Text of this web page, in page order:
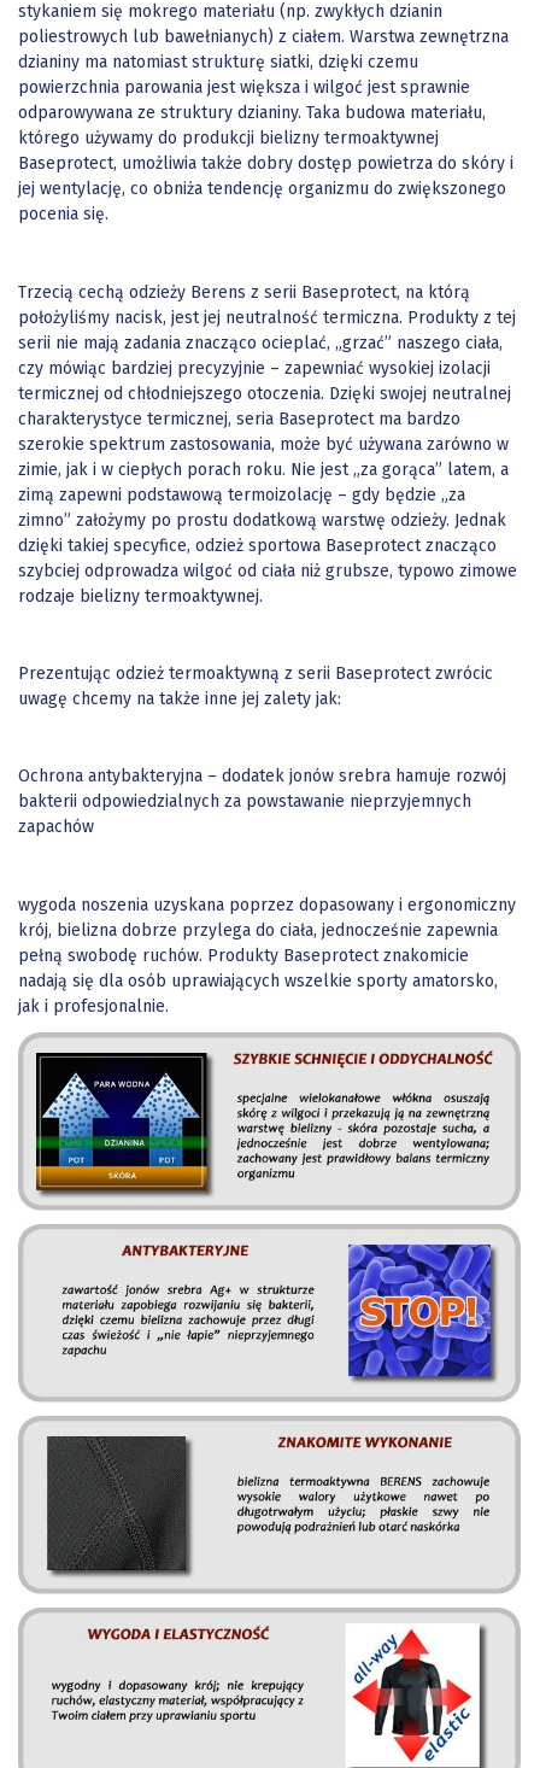
stykaniem się mokrego materiału (np. zwykłych dzianin
poliestrowych lub bawełnianych) z ciałem. Warstwa zewnętrzna
dzianiny ma natomiast strukturę siatki, dzięki czemu
powierzchnia parowania jest większa i wilgoć jest sprawnie
odparowywana ze struktury dzianiny. Taka budowa materiału,
którego używamy do produkcji bielizny termoaktywnej
Baseprotect, umożliwia także dobry dostęp powietrza do skóry i
jej wentylację, co obniża tendencję organizmu do zwiększonego
pocenia się.
Trzecią cechą odzieży Berens z serii Baseprotect, na którą
położyliśmy nacisk, jest jej neutralność termiczna. Produkty z tej
serii nie mają zadania znacząco ocieplać, „grzać” naszego ciała,
czy mówiąc bardziej precyzyjnie – zapewniać wysokiej izolacji
termicznej od chłodniejszego otoczenia. Dzięki swojej neutralnej
charakterystyce termicznej, seria Baseprotect ma bardzo
szerokie spektrum zastosowania, może być używana zarówno w
zimie, jak i w ciepłych porach roku. Nie jest „za gorąca” latem, a
zimą zapewni podstawową termoizolację – gdy będzie „za
zimno” założymy po prostu dodatkową warstwę odzieży. Jednak
dzięki takiej specyfice, odzież sportowa Baseprotect znacząco
szybciej odprowadza wilgoć od ciała niż grubsze, typowo zimowe
rodzaje bielizny termoaktywnej.
Prezentując odzież termoaktywną z serii Baseprotect zwrócic
uwagę chcemy na także inne jej zalety jak:
Ochrona antybakteryjna – dodatek jonów srebra hamuje rozwój
bakterii odpowiedzialnych za powstawanie nieprzyjemnych
zapachów
wygoda noszenia uzyskana poprzez dopasowany i ergonomiczny
krój, bielizna dobrze przylega do ciała, jednocześnie zapewnia
pełną swobodę ruchów. Produkty Baseprotect znakomicie
nadają się dla osób uprawiających wszelkie sporty amatorsko,
jak i profesjonalnie.